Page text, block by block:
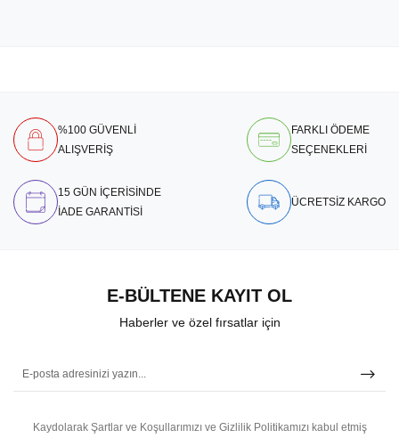
%100 GÜVENLİ
ALIŞVERİŞ
FARKLI ÖDEME
SEÇENEKLERİ
15 GÜN İÇERİSİNDE
İADE GARANTİSİ
ÜCRETSİZ KARGO
E-BÜLTENE KAYIT OL
Haberler ve özel fırsatlar için
Kaydolarak Şartlar ve Koşullarımızı ve Gizlilik Politikamızı kabul etmiş